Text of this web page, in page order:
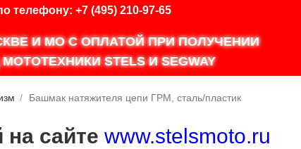
телефону: +7 (495) 210-97-65
И МО С ОПЛАТОЙ ПРИ ПОЛУЧЕНИИ
STELS И SEGWAY
/ Башмак натяжителя цепи ГРМ, сталь/пластик
на сайте www.stelsmoto.ru